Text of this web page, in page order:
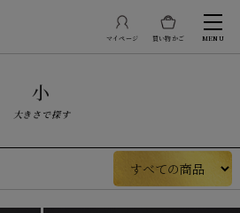
買い物かご
マイページ MENU
小
大きさで探す